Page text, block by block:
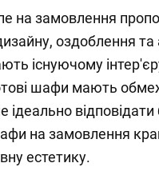
на замовлення
оздоблення та
існуючому
шафи мають
ідеально
на замовлення
естетику.